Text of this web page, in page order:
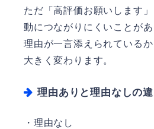
ただ「高評価お願いします
動につながりにくいことがあ
理由が一言添えられている
大きく変わります。
理由ありと理由なしの
・理由なし